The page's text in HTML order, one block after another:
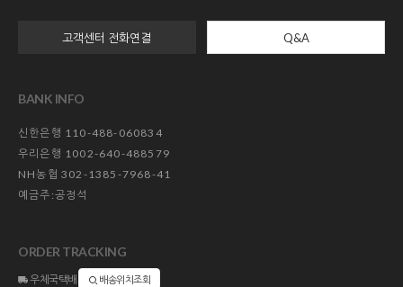
고객센터 전화연결 Q&A
BANK INFO
신한은행 110-488-060834
우리은행 1002-640-488579
NH농협 302-1385-7968-41
예금주:공정석
ORDER TRACKING
우체국택배 배송위치조회